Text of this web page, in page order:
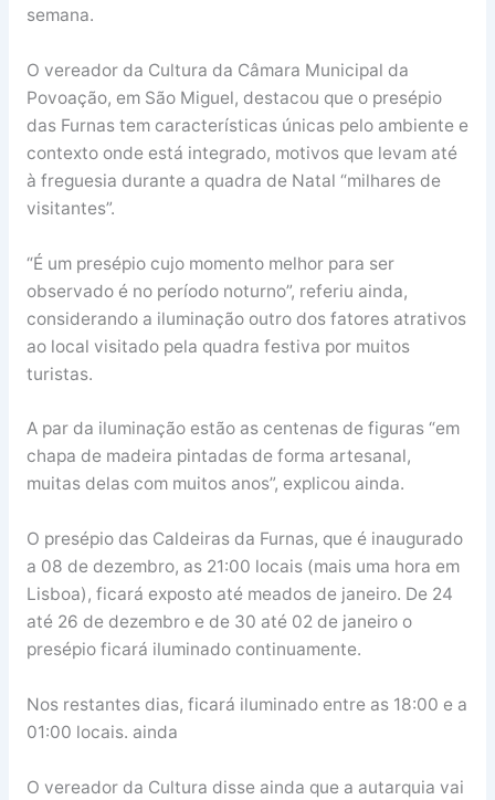
semana.
O vereador da Cultura da Câmara Municipal da
Povoação, em São Miguel, destacou que o presépio
das Furnas tem características únicas pelo ambiente e
contexto onde está integrado, motivos que levam até
à freguesia durante a quadra de Natal “milhares de
visitantes”.
“É um presépio cujo momento melhor para ser
observado é no período noturno”, referiu ainda,
considerando a iluminação outro dos fatores atrativos
ao local visitado pela quadra festiva por muitos
turistas.
A par da iluminação estão as centenas de figuras “em
chapa de madeira pintadas de forma artesanal,
muitas delas com muitos anos”, explicou ainda.
O presépio das Caldeiras da Furnas, que é inaugurado
a 08 de dezembro, as 21:00 locais (mais uma hora em
Lisboa), ficará exposto até meados de janeiro. De 24
até 26 de dezembro e de 30 até 02 de janeiro o
presépio ficará iluminado continuamente.
Nos restantes dias, ficará iluminado entre as 18:00 e a
01:00 locais. ainda
O vereador da Cultura disse ainda que a autarquia vai